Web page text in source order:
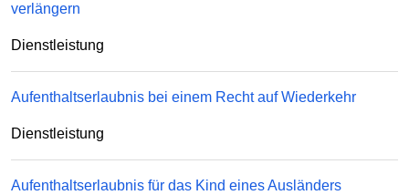
verlängern
Dienstleistung
Aufenthaltserlaubnis bei einem Recht auf Wiederkehr
Dienstleistung
Aufenthaltserlaubnis für das Kind eines Ausländers